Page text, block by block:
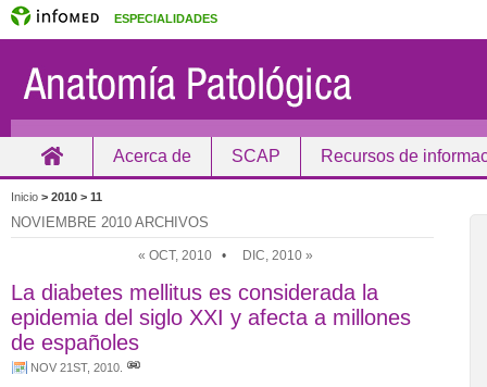
ESPECIALIDADES
Acerca de SCAP Recursos de
Inicio > 2010 > 11
NOVIEMBRE 2010 ARCHIVOS
« OCT, 2010 • DIC, 2010 »
La diabetes mellitus es considerada la
epidemia del siglo XXI y afecta a millones
de españoles
NOV 21ST, 2010